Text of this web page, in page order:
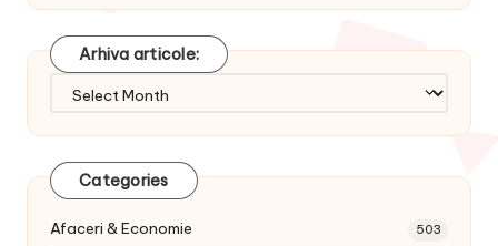
Arhiva articole:
Categories
Afaceri & Economie 503